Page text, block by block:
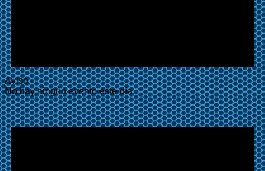
Aviso
No hay ningún evento este día.